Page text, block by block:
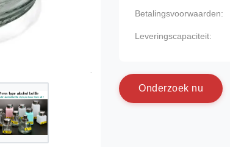
Betalingsvoorwaarden:
Leveringscapaciteit:
Onderzoek nu